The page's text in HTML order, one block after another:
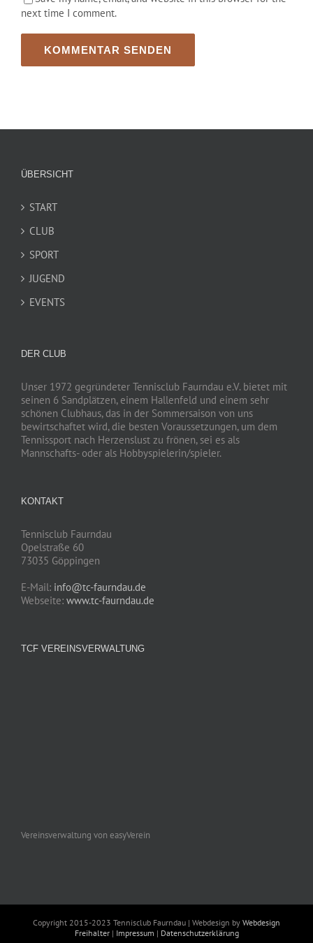
next time I comment.
ÜBERSICHT
START
CLUB
SPORT
JUGEND
EVENTS
DER CLUB
Unser 1972 gegründeter Tennisclub Faurndau e.V. bietet mit
seinen 6 Sandplätzen, einem Hallenfeld und einem sehr
schönen Clubhaus, das in der Sommersaison von uns
bewirtschaftet wird, die besten Voraussetzungen, um dem
Tennissport nach Herzenslust zu frönen, sei es als
Mannschafts- oder als Hobbyspielerin/spieler.
KONTAKT
Tennisclub Faurndau
Opelstraße 60
73035 Göppingen
E-Mail: info@tc-faurndau.de
Webseite: www.tc-faurndau.de
TCF VEREINSVERWALTUNG
Vereinsverwaltung von easyVerein
Copyright 2015-2023 Tennisclub Faurndau | Webdesign by Webdesign
Freihalter| Impressum | Datenschutzerklärung